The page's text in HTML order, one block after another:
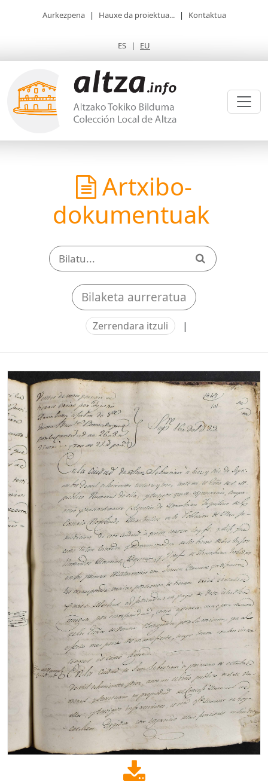
Aurkezpena | Hauxe da proiektua... | Kontaktua
ES | EU
Artxibo-
dokumentuak
Bilaketa aurreratua
Zerrendara itzuli |